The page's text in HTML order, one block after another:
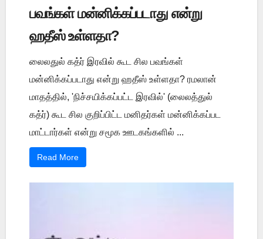
பவங்கள் மன்னிக்கப்படாது என்று
ஹதீஸ் உள்ளதா?
லைலதுல் கத்ர் இரவில் கூட சில பவங்கள்
மன்னிக்கப்படாது என்று ஹதீஸ் உள்ளதா? ரமலான்
மாதத்தில், 'நிச்சயிக்கப்பட்ட இரவில்' (லைலத்துல்
கத்ர்) கூட சில குறிப்பிட்ட மனிதர்கள் மன்னிக்கப்பட
மாட்டார்கள் என்று சமூக ஊடகங்களில் ...
Read More